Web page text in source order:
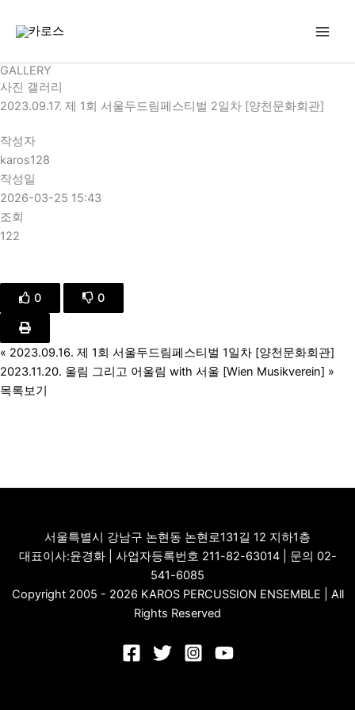
로
건
너
기
GALLERY
사진 갤러리
2023.09.17. 제 1회 서울두드림페스티벌 2일차 [양천문화회관]
작성자
karos128
작성일
2026-03-25 15:43
조회
122
0 0
« 2023.09.16. 제 1회 서울두드림페스티벌 1일차 [양천문화회관]
2023.11.20. 울림 그리고 어울림 with 서울 [Wien Musikverein] »
목록보기
서울특별시 강남구 논현동 논현로131길 12 지하1층
대표이사:윤경화 | 사업자등록번호 211-82-63014 | 문의 02-
541-6085
Copyright 2005 - 2026 KAROS PERCUSSION ENSEMBLE | All
Rights Reserved